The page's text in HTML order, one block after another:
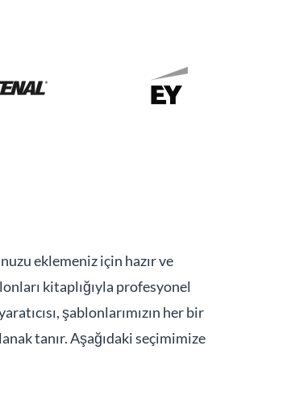
eklemeniz için hazır ve
kitaplığıyla profesyonel
şablonlarımızın her bir
tanır. Aşağıdaki seçimimize